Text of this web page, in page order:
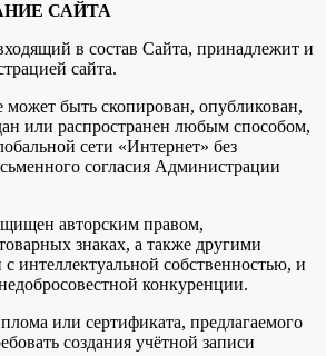
САЙТА
в состав Сайта, принадлежит и
сайта.
может быть скопирован, опубликован,
или распространен любым способом,
сети «Интернет» без
согласия Администрации
авторским правом,
знаках, а также другими
интеллектуальной собственностью, и
конкуренции.
или сертификата, предлагаемого
создания учётной записи